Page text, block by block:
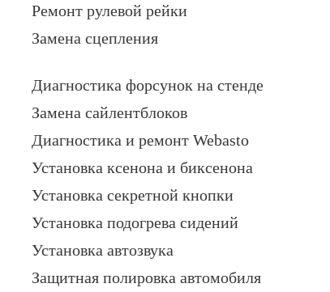
Ремонт рулевой рейки
Замена сцепления
Диагностика форсунок на стенде
Замена сайлентблоков
Диагностика и ремонт Webasto
Установка ксенона и биксенона
Установка секретной кнопки
Установка подогрева сидений
Установка автозвука
Защитная полировка автомобиля